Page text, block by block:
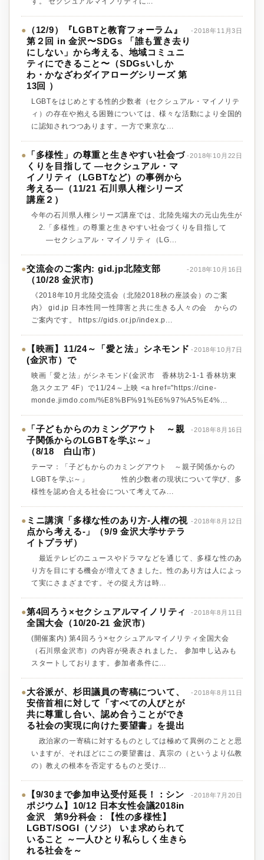
●
（12/9）『LGBTと教育フォーラム』
第２回 in 金沢〜SDGs 「誰も置き去り
にしない」から考える、地域コミュニ
ティにできること〜（SDGsいしか
わ・かなざわダイアローグシリーズ 第
13回 ）
-2018年11月3日
LGBTをはじめとする性的少数者（セクシュアル・マイノリテ
ィ）の存在や抱える困難については、様々な活動により全国的
に認知されつつあります。一方で東京な...
●
「多様性」の尊重と生きやすい社会づ
くりを目指して ―セクシュアル・マ
イノリティ（LGBTなど）の事例から
考える―（11/21 石川県人権シリーズ
講座２）
-2018年10月22日
今年の石川県人権シリーズ講座では、北陸先端大の元山先生が
2.「多様性」の尊重と生きやすい社会づくりを目指して
―セクシュアル・マイノリティ（LG...
●交流会のご案内: gid.jp北陸支部
（10/28 金沢市)
-2018年10月16日
《2018年10月北陸交流会（北陸2018秋の座談会）のご案
内》 gid.jp 日本性同一性障害と共に生きる人々の会 からの
ご案内です。 https://gids.or.jp/index.p...
●
【映画】11/24～「愛と法」シネモンド
(金沢市）で
-2018年10月7日
映画「愛と法」がシネモンド(金沢市 香林坊2-1-1 香林坊東
急スクエア 4F）で11/24～上映 <a href="https://cine-
monde.jimdo.com/%E8%BF%91%E6%97%A5%E4%...
●
「子どもからのカミングアウト ～親
子関係からのLGBTを学ぶ～」
（8/18 白山市）
-2018年8月16日
テーマ：「子どもからのカミングアウト ～親子関係からの
LGBTを学ぶ～」 性的少数者の現状について学び、多
様性を認め合える社会について考えてみ...
● ミニ講演「多様な性のあり方-人権の視
点から考える-」（9/9 金沢大学サテラ
イトプラザ）
-2018年8月12日
最近テレビのニュースやドラマなどを通じて、多様な性のあ
り方を目にする機会が増えてきました。性のあり方は人によっ
て実にさまざまです。その捉え方は時...
●第4回ろう×セクシュアルマイノリティ
全国大会（10/20-21 金沢市）
-2018年8月11日
(開催案内) 第4回ろう×セクシュアルマイノリティ全国大会
（石川県金沢市）の内容が発表されました。 参加申し込みも
スタートしております。参加者条件に...
●大谷派が、杉田議員の寄稿について、
安倍首相に対して「すべての人びとが
共に尊重し合い、認め合うことができ
る社会の実現に向けた要望書」を提出
-2018年8月11日
政治家の一寄稿に対するものとしては極めて異例のことと思
いますが、それほどにこの要望書は、真宗の（というより仏教
の）教えの根本を否定するものと受け...
●
【9/30まで参加申込受付延長！：シン
ポジウム】10/12 日本女性会議2018in
金沢 第9分科会：【性の多様性】
LGBT/SOGI（ソジ） いま求められて
いること ～一人ひとり私らしく生きら
れる社会を～
-2018年7月20日